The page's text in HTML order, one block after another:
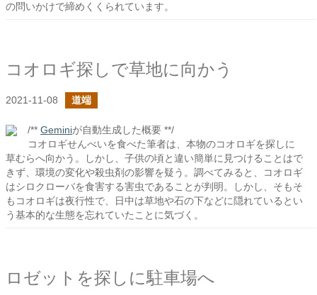
の問いかけで締めくくられています。
コオロギ探しで草地に向かう
2021-11-08 道端
/** Geminiが自動生成した概要 **/
コオロギせんべいを食べた筆者は、本物のコオロギを探しに
草むらへ向かう。しかし、子供の頃と違い簡単に見つけることはで
きず、環境の変化や殺虫剤の影響を疑う。調べてみると、コオロギ
はシロクローバを食害する害虫であることが判明。しかし、そもそ
もコオロギは夜行性で、日中は草地や石の下などに隠れているとい
う基本的な生態を忘れていたことに気づく。
ロゼットを探しに駐車場へ